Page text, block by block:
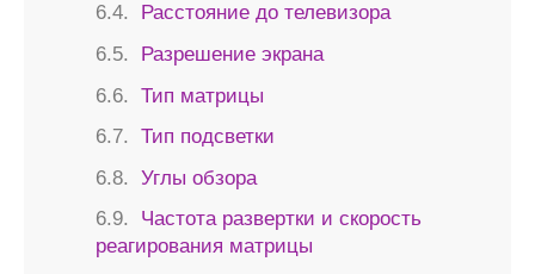
Расстояние до телевизора
Разрешение экрана
Тип матрицы
Тип подсветки
Углы обзора
Частота развертки и скорость
реагирования матрицы